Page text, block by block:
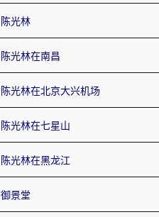
陈光林
陈光林在南昌
陈光林在北京大兴机场
陈光林在七星山
陈光林在黑龙江
御景堂